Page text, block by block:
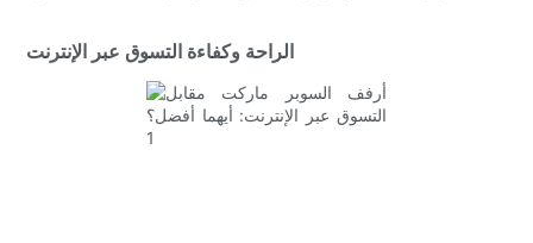
الراحة وكفاءة التسوق عبر الإنترنت